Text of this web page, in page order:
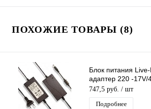
ПОХОЖИЕ ТОВАРЫ (8)
Блок питания
адаптер 220 -17V/
штекер 5.5*2,5 мм
747,5 руб. / шт
Подробнее